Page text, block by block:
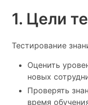
1. Цели
Тестирование
Оценить
новых
Проверять
время